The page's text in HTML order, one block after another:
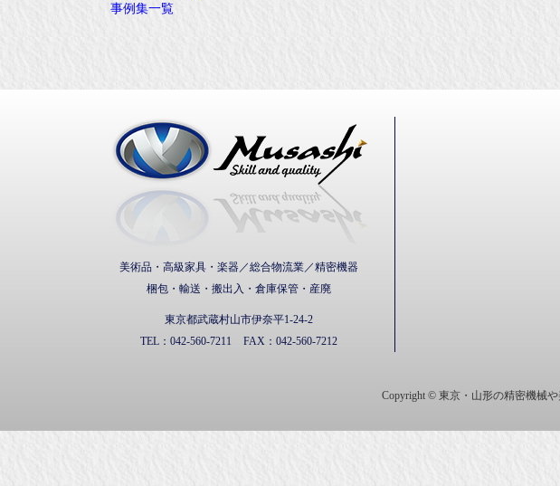
事例集一覧
美術品・高級家具・楽器／総合物流業／精密機器
梱包・輸送・搬出入・倉庫保管・産廃
東京都武蔵村山市伊奈平1-24-2
TEL： 042-560-7211 FAX： 042-560-7212
Copyright © 東京・山形の精密機械